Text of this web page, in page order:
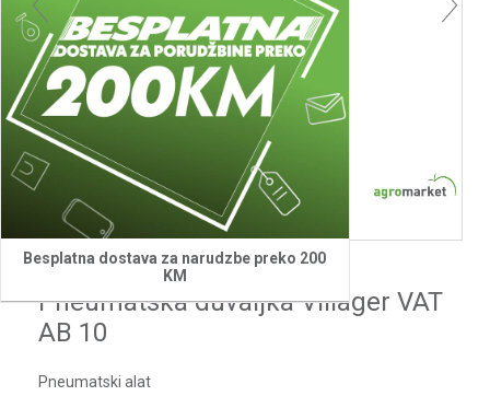
Besplatna dostava za narudzbe preko 200
KM
2 3
Villager
Pneumatska duvaljka Villager VAT
AB 10
Pneumatski alat